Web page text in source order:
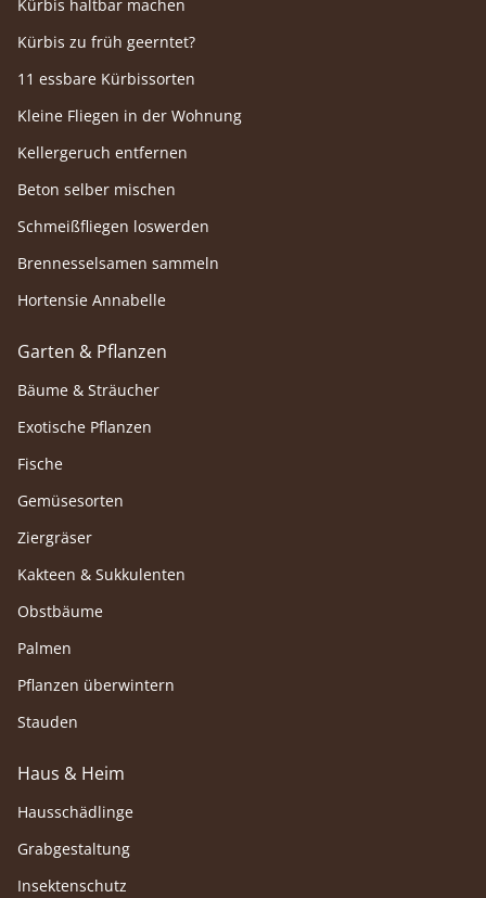
Kürbis haltbar machen
Kürbis zu früh geerntet?
11 essbare Kürbissorten
Kleine Fliegen in der Wohnung
Kellergeruch entfernen
Beton selber mischen
Schmeißfliegen loswerden
Brennesselsamen sammeln
Hortensie Annabelle
Garten & Pflanzen
Bäume & Sträucher
Exotische Pflanzen
Fische
Gemüsesorten
Ziergräser
Kakteen & Sukkulenten
Obstbäume
Palmen
Pflanzen überwintern
Stauden
Haus & Heim
Hausschädlinge
Grabgestaltung
Insektenschutz